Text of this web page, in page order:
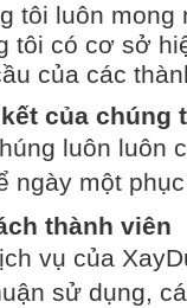
tôi luôn
tôi có cơ sở
của các
của chúng
luôn luôn
ngày một
thành viên
vụ của
sử dụng,